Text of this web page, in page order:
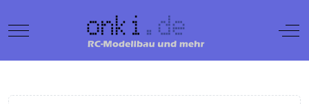
Mobile Menu Toggle Off-